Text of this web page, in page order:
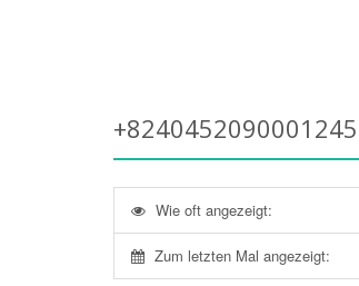
Wie oft angezeigt:
Zum letzten Mal angezeigt: